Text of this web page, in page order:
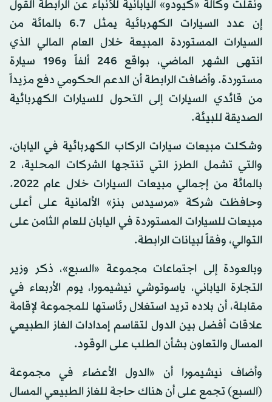
ونقلت وكالة «كيودو» اليابانية للأنباء عن الرابطة القول
إن عدد السيارات الكهربائية يمثل 6.7 بالمائة من
السيارات المستوردة المبيعة خلال العام المالي الذي
انتهى الشهر الماضي، بواقع 246 ألفاً و196 سيارة
مستوردة. وأضافت الرابطة أن الدعم الحكومي دفع مزيداً
من قائدي السيارات إلى التحول للسيارات الكهربائية
الصديقة للبيئة.
وشكلت مبيعات سيارات الركاب الكهربائية في اليابان،
والتي تشمل الطرز التي تنتجها الشركات المحلية، 2
بالمائة من إجمالي مبيعات السيارات خلال عام 2022.
وحافظت شركة «مرسيدس بنز» الألمانية على أعلى
مبيعات للسيارات المستوردة في اليابان للعام الثامن على
التوالي، وفقاً لبيانات الرابطة.
وبالعودة إلى اجتماعات مجموعة «السبع»، ذكر وزير
التجارة الياباني، ياسوتوشي نيشيمورا، يوم الأربعاء في
مقابلة، أن بلاده تريد استغلال رئاستها للمجموعة لإقامة
علاقات أفضل بين الدول لتقاسم إمدادات الغاز الطبيعي
المسال والتعاون بشأن الطلب على الوقود.
وأضاف نيشيمورا أن «الدول الأعضاء في مجموعة
(السبع) تجمع على أن هناك حاجة للغاز الطبيعي المسال